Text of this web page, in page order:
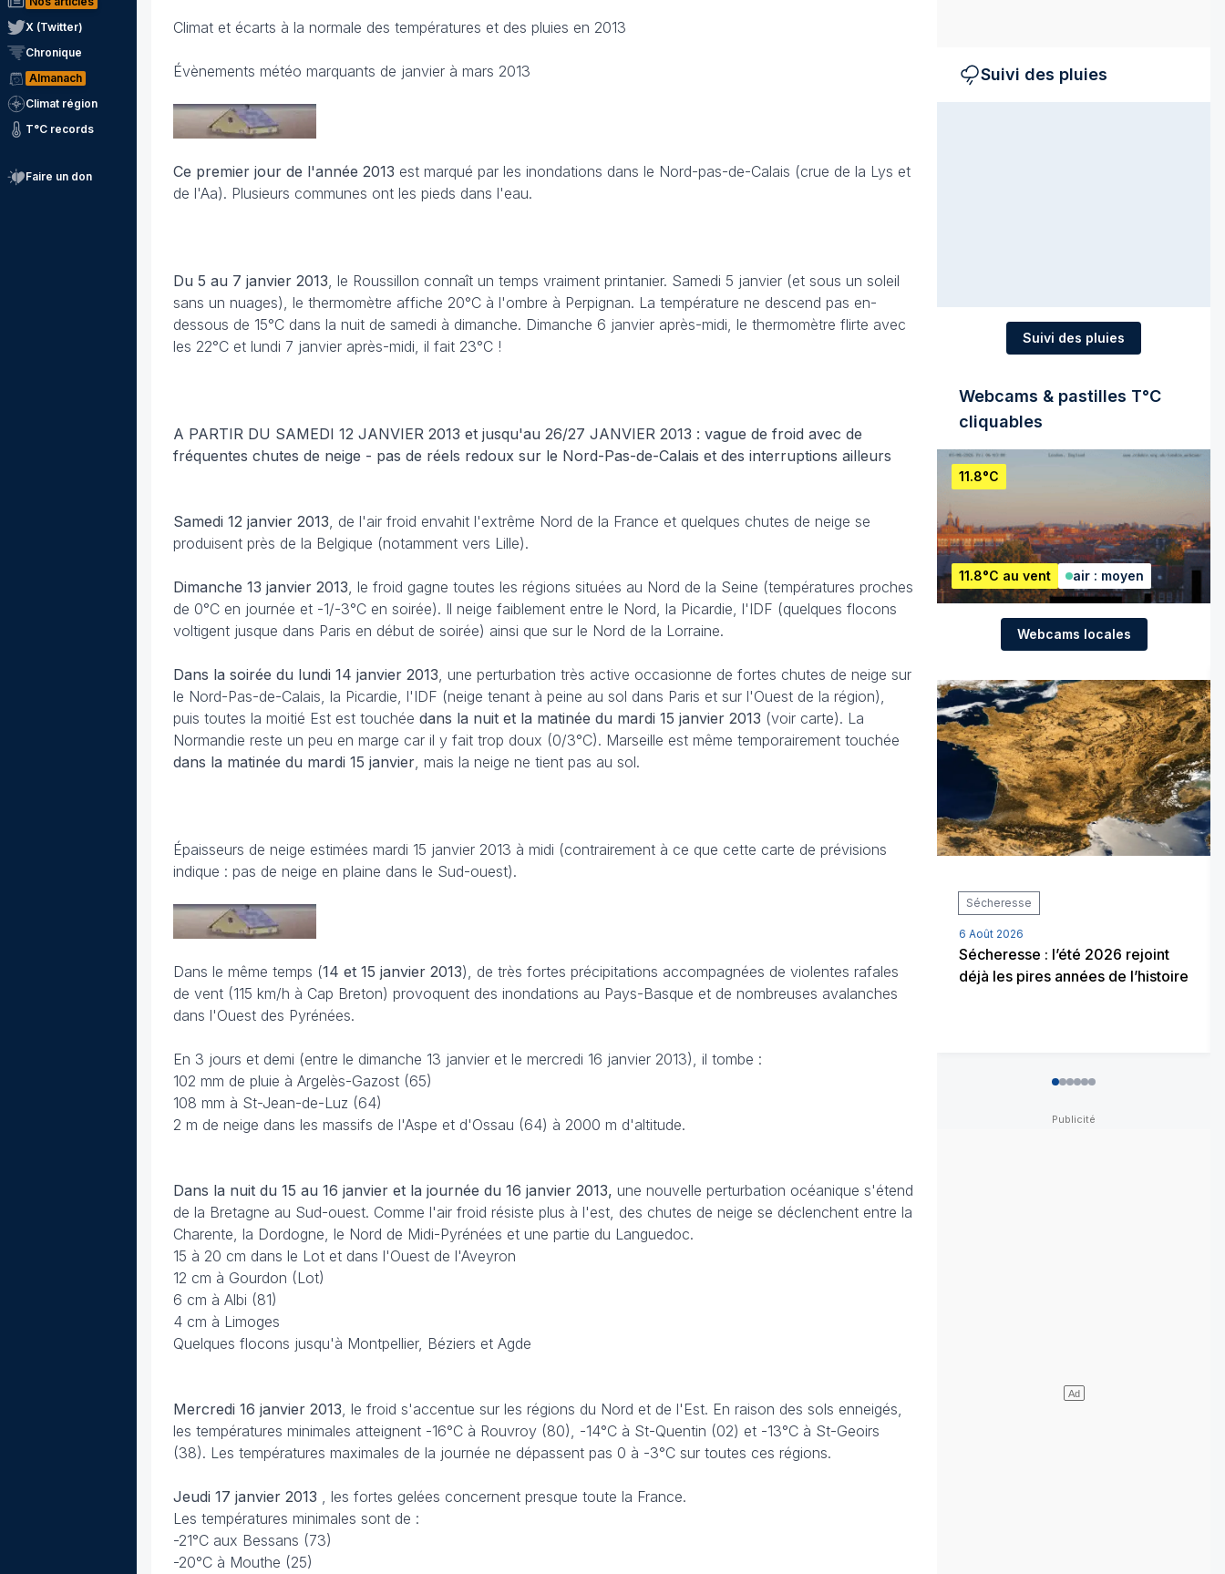
X (Twitter)
Chronique
Almanach
Climat région
T°C records
Faire un don
Climat et écarts à la normale des températures et des pluies en 2013
Évènements météo marquants de janvier à mars 2013
Ce premier jour de l'année 2013 est marqué par les inondations dans le Nord-pas-de-Calais (crue de la Lys et
de l'Aa). Plusieurs communes ont les pieds dans l'eau.
Du 5 au 7 janvier 2013, le Roussillon connaît un temps vraiment printanier. Samedi 5 janvier (et sous un soleil
sans un nuages), le thermomètre affiche 20°C à l'ombre à Perpignan. La température ne descend pas en-
dessous de 15°C dans la nuit de samedi à dimanche. Dimanche 6 janvier après-midi, le thermomètre flirte avec
les 22°C et lundi 7 janvier après-midi, il fait 23°C !
A PARTIR DU SAMEDI 12 JANVIER 2013 et jusqu'au 26/27 JANVIER 2013 : vague de froid avec de
fréquentes chutes de neige - pas de réels redoux sur le Nord-Pas-de-Calais et des interruptions ailleurs
Samedi 12 janvier 2013, de l'air froid envahit l'extrême Nord de la France et quelques chutes de neige se
produisent près de la Belgique (notamment vers Lille).
Dimanche 13 janvier 2013, le froid gagne toutes les régions situées au Nord de la Seine (températures proches
de 0°C en journée et -1/-3°C en soirée). Il neige faiblement entre le Nord, la Picardie, l'IDF (quelques flocons
voltigent jusque dans Paris en début de soirée) ainsi que sur le Nord de la Lorraine.
Dans la soirée du lundi 14 janvier 2013, une perturbation très active occasionne de fortes chutes de neige sur
le Nord-Pas-de-Calais, la Picardie, l'IDF (neige tenant à peine au sol dans Paris et sur l'Ouest de la région),
puis toutes la moitié Est est touchée dans la nuit et la matinée du mardi 15 janvier 2013 (voir carte). La
Normandie reste un peu en marge car il y fait trop doux (0/3°C). Marseille est même temporairement touchée
dans la matinée du mardi 15 janvier, mais la neige ne tient pas au sol.
Épaisseurs de neige estimées mardi 15 janvier 2013 à midi (contrairement à ce que cette carte de prévisions
indique : pas de neige en plaine dans le Sud-ouest).
Dans le même temps (14 et 15 janvier 2013), de très fortes précipitations accompagnées de violentes rafales
de vent (115 km/h à Cap Breton) provoquent des inondations au Pays-Basque et de nombreuses avalanches
dans l'Ouest des Pyrénées.
En 3 jours et demi (entre le dimanche 13 janvier et le mercredi 16 janvier 2013), il tombe :
102 mm de pluie à Argelès-Gazost (65)
108 mm à St-Jean-de-Luz (64)
2 m de neige dans les massifs de l'Aspe et d'Ossau (64) à 2000 m d'altitude.
Dans la nuit du 15 au 16 janvier et la journée du 16 janvier 2013, une nouvelle perturbation océanique s'étend
de la Bretagne au Sud-ouest. Comme l'air froid résiste plus à l'est, des chutes de neige se déclenchent entre la
Charente, la Dordogne, le Nord de Midi-Pyrénées et une partie du Languedoc.
15 à 20 cm dans le Lot et dans l'Ouest de l'Aveyron
12 cm à Gourdon (Lot)
6 cm à Albi (81)
4 cm à Limoges
Quelques flocons jusqu'à Montpellier, Béziers et Agde
Mercredi 16 janvier 2013, le froid s'accentue sur les régions du Nord et de l'Est. En raison des sols enneigés,
les températures minimales atteignent -16°C à Rouvroy (80), -14°C à St-Quentin (02) et -13°C à St-Geoirs
(38). Les températures maximales de la journée ne dépassent pas 0 à -3°C sur toutes ces régions.
Jeudi 17 janvier 2013 , les fortes gelées concernent presque toute la France.
Les températures minimales sont de :
-21°C aux Bessans (73)
-20°C à Mouthe (25)
Suivi des pluies
Suivi des pluies
Webcams & pastilles T°C
cliquables
11.8°C
11.8°C au vent air : moyen
Webcams locales
Sécheresse
6 Août 2026
Sécheresse : l’été 2026 rejoint
déjà les pires années de l’histoire
012345